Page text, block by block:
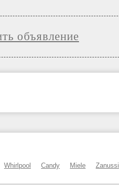
объявление
Whirlpool Candy Miele Zanussi